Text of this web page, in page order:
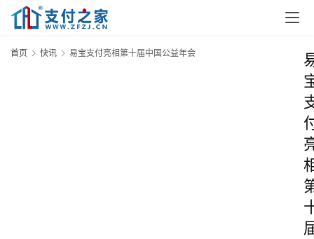
首页 快讯 易宝支付亮相第十届中国公益年会